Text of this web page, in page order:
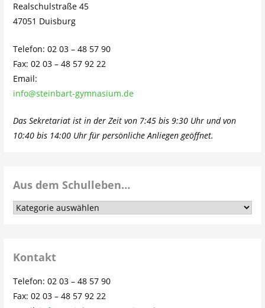
Realschulstraße 45
47051 Duisburg
Telefon: 02 03 – 48 57 90
Fax: 02 03 – 48 57 92 22
Email:
info@steinbart-gymnasium.de
Das Sekretariat ist in der Zeit von 7:45 bis 9:30 Uhr und von
10:40 bis 14:00 Uhr für persönliche Anliegen geöffnet.
Aus dem Schulleben…
Aus
Kontakt
Telefon: 02 03 – 48 57 90
Fax: 02 03 – 48 57 92 22